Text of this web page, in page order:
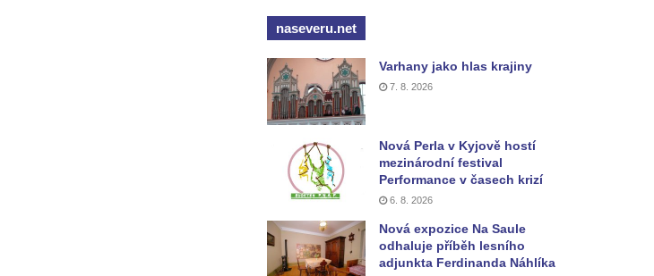
naseveru.net
Varhany jako hlas krajiny
7. 8. 2026
Nová Perla v Kyjově hostí
mezinárodní festival
Performance v časech krizí
6. 8. 2026
Nová expozice Na Saule
odhaluje příběh lesního
adjunkta Ferdinanda Náhlíka